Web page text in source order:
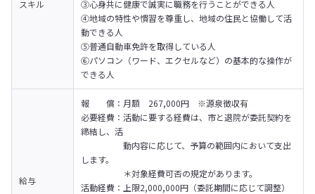
スキル
③心身共に健康で誠実に職務を行うことができる人
④地域の特性や慣習を尊重し、地域の住民と協働して活
動できる人
⑤普通自動車免許を取得している人
⑥パソコン（ワード、エクセルなど）の基本的な操作が
できる人
給与
報　　償：月額　267,000円　※源泉徴収有
必要経費：活動に要する経費は、市と退院が委託契約を
締結し、活
動内容に応じて、予算の範囲内において支出
します。
＊対象経費可否の規定があります。
活動経費：上限2,000,000円（委託期間に応じて調整）